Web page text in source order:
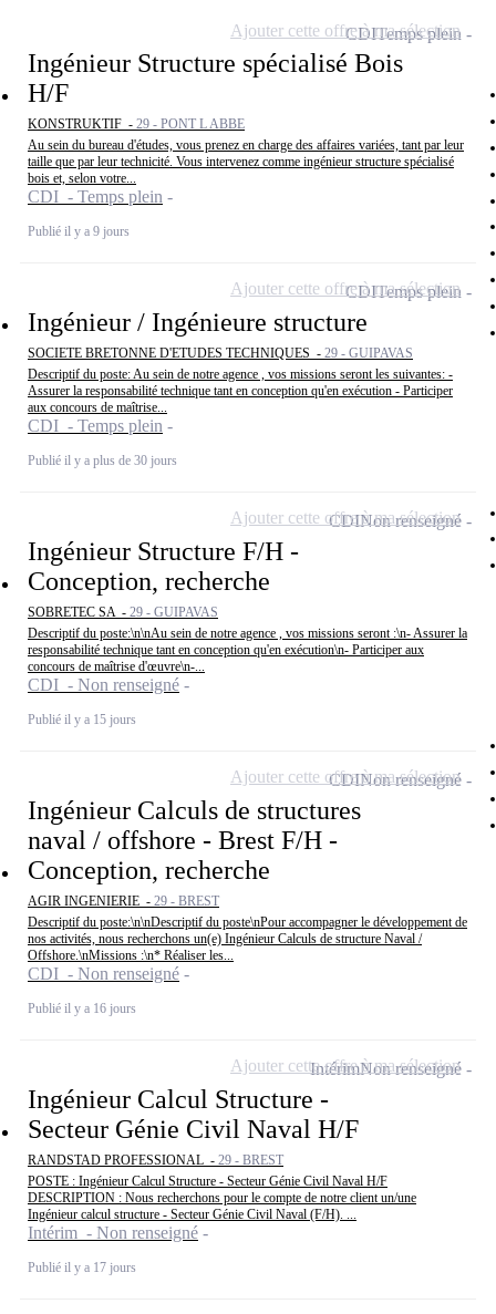
Ingénieur Structure spécialisé Bois
H/F
KONSTRUKTIF - 29 - PONT L ABBE
Au sein du bureau d'études, vous prenez en charge des affaires variées, tant par leur
taille que par leur technicité. Vous intervenez comme ingénieur structure spécialisé
bois et, selon votre...
CDI - Temps plein
Publié il y a 9 jours
CDITemps plein
Ajouter cette offre à ma sélection
Ingénieur / Ingénieure structure
SOCIETE BRETONNE D'ETUDES TECHNIQUES - 29 - GUIPAVAS
Descriptif du poste: Au sein de notre agence , vos missions seront les suivantes: -
Assurer la responsabilité technique tant en conception qu'en exécution - Participer
aux concours de maîtrise...
CDI - Temps plein
Publié il y a plus de 30 jours
CDITemps plein
Ajouter cette offre à ma sélection
Ingénieur Structure F/H -
Conception, recherche
SOBRETEC SA - 29 - GUIPAVAS
Descriptif du poste:\n\nAu sein de notre agence , vos missions seront :\n- Assurer la
responsabilité technique tant en conception qu'en exécution\n- Participer aux
concours de maîtrise d'œuvre\n-...
CDI - Non renseigné
Publié il y a 15 jours
CDINon renseigné
Ajouter cette offre à ma sélection
Ingénieur Calculs de structures
naval / offshore - Brest F/H -
Conception, recherche
AGIR INGENIERIE - 29 - BREST
Descriptif du poste:\n\nDescriptif du poste\nPour accompagner le développement de
nos activités, nous recherchons un(e) Ingénieur Calculs de structure Naval /
Offshore.\nMissions :\n* Réaliser les...
CDI - Non renseigné
Publié il y a 16 jours
CDINon renseigné
Ajouter cette offre à ma sélection
Ingénieur Calcul Structure -
Secteur Génie Civil Naval H/F
RANDSTAD PROFESSIONAL - 29 - BREST
POSTE : Ingénieur Calcul Structure - Secteur Génie Civil Naval H/F
DESCRIPTION : Nous recherchons pour le compte de notre client un/une
Ingénieur calcul structure - Secteur Génie Civil Naval (F/H). ...
Intérim - Non renseigné
Publié il y a 17 jours
IntérimNon renseigné
Ajouter cette offre à ma sélection